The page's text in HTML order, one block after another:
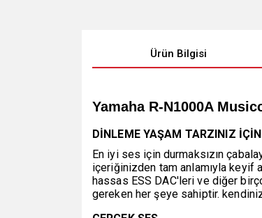
Ürün Bilgisi
Yamaha R-N1000A
DİNLEME YAŞAM TARZINIZ
En iyi ses için durmaksızın
içeriğinizden tam anlamıyla keyif
hassas ESS DAC'leri ve diğer
gereken her şeye sahiptir.